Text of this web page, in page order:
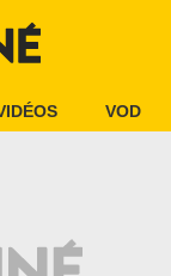
VOD